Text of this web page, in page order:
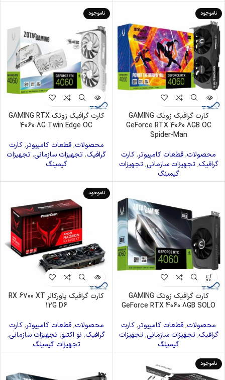
ناموجود
کارت گرافیک زوتک GAMING
GeForce RTX 4060 8GB OC
Spider-Man
محصولات,قطعات کامپیوتر,کارت
گرافیک,تجهیزات سازمانی,تجهیزات
گیمینگ
ناموجود
کارت گرافیک زوتک GAMING RTX
4060 8G Twin Edge OC
محصولات,قطعات کامپیوتر,کارت
گرافیک,تجهیزات سازمانی,تجهیزات
گیمینگ
کارت گرافیک زوتک GAMING
GeForce RTX 4060 8GB SOLO
محصولات,قطعات کامپیوتر,کارت
گرافیک,تجهیزات سازمانی,تجهیزات
گیمینگ
ناموجود
کارت گرافیک پاورکالر RX 6700 XT
12G D6
محصولات,قطعات کامپیوتر,کارت
گرافیک, نو اکتیو,تجهیزات سازمانی,
تجهیزات گیمینگ
ناموجود